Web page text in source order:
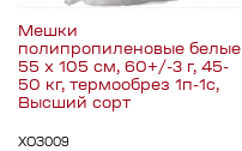
Мешки
полипропиленовые белые
55 x 105 см, 60+/-3 г, 45-
50 кг, термообрез 1п-1с,
Высший сорт
ХОЗ009